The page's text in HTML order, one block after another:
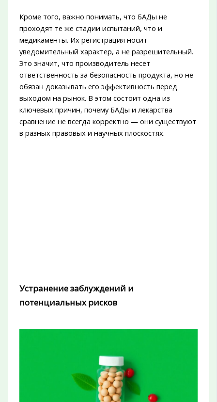
Кроме того, важно понимать, что БАДы не
проходят те же стадии испытаний, что и
медикаменты. Их регистрация носит
уведомительный характер, а не разрешительный.
Это значит, что производитель несет
ответственность за безопасность продукта, но не
обязан доказывать его эффективность перед
выходом на рынок. В этом состоит одна из
ключевых причин, почему БАДы и лекарства
сравнение не всегда корректно — они существуют
в разных правовых и научных плоскостях.
Устранение заблуждений и
потенциальных рисков